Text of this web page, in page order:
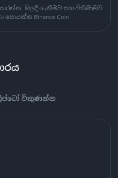
කරන්න. මිලදී ගැනීමට සහ විකිණීමට
Binance Coin
විකුණන්න